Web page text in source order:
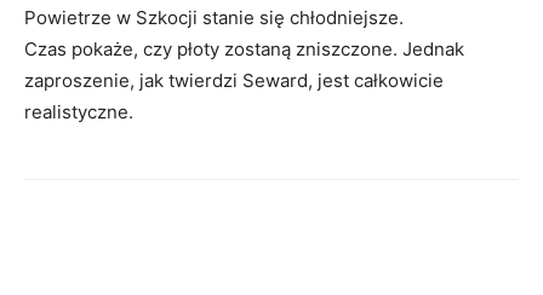
Powietrze w Szkocji stanie się chłodniejsze.
Czas pokaże, czy płoty zostaną zniszczone. Jednak
zaproszenie, jak twierdzi Seward, jest całkowicie
realistyczne.